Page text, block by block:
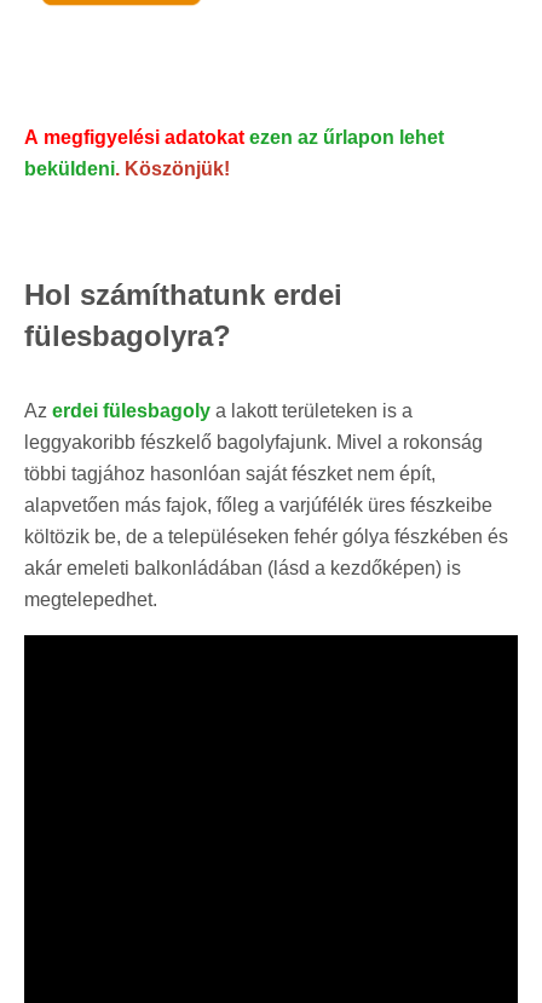
A megfigyelési adatokat ezen az űrlapon lehet
beküldeni. Köszönjük!
Hol számíthatunk erdei
fülesbagolyra?
Az erdei fülesbagoly a lakott területeken is a
leggyakoribb fészkelő bagolyfajunk. Mivel a rokonság
többi tagjához hasonlóan saját fészket nem épít,
alapvetően más fajok, főleg a varjúfélék üres fészkeibe
költözik be, de a településeken fehér gólya fészkében és
akár emeleti balkonládában (lásd a kezdőképen) is
megtelepedhet.